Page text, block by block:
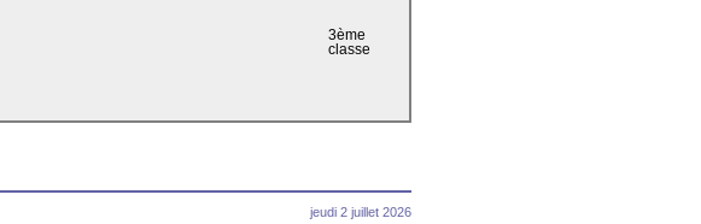
3ème
classe
jeudi 2 juillet 2026